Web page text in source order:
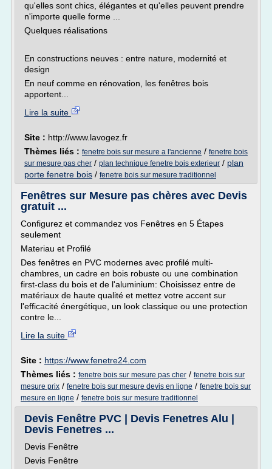
qu'elles sont chics, élégantes et qu'elles peuvent prendre
n'importe quelle forme ...
Quelques réalisations
En constructions neuves : entre nature, modernité et
design
En neuf comme en rénovation, les fenêtres bois
apportent...
Lire la suite
Site : http://www.lavogez.fr
Thèmes liés : fenetre bois sur mesure a l'ancienne / fenetre bois
sur mesure pas cher / plan technique fenetre bois exterieur / plan
porte fenetre bois / fenetre bois sur mesure traditionnel
Fenêtres sur Mesure pas chères avec Devis
gratuit ...
Configurez et commandez vos Fenêtres en 5 Étapes
seulement
Materiau et Profilé
Des fenêtres en PVC modernes avec profilé multi-
chambres, un cadre en bois robuste ou une combination
first-class du bois et de l'aluminium: Choisissez entre de
matériaux de haute qualité et mettez votre accent sur
l'efficacité énergétique, un look classique ou une protection
contre le...
Lire la suite
Site : https://www.fenetre24.com
Thèmes liés : fenetre bois sur mesure pas cher / fenetre bois sur
mesure prix / fenetre bois sur mesure devis en ligne / fenetre bois sur
mesure en ligne / fenetre bois sur mesure traditionnel
Devis Fenêtre PVC | Devis Fenetres Alu |
Devis Fenetres ...
Devis Fenêtre
Devis Fenêtre